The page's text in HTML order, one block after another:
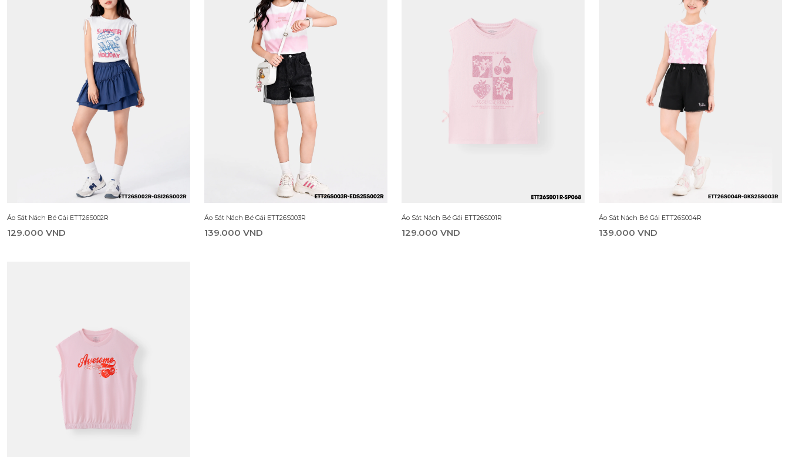
Áo Sát Nách Bé Gái ETT26S002R
129.000 VND
Áo Sát Nách Bé Gái ETT26S003R
139.000 VND
Áo Sát Nách Bé Gái ETT26S001R
129.000 VND
Áo Sát Nách Bé Gái ETT26S004R
139.000 VND